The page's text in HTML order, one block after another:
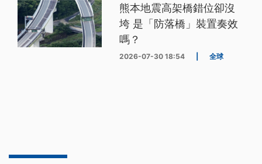
熊本地震高架橋錯位卻沒
垮 是「防落橋」裝置奏效
嗎？
2026-07-30 18:54 全球